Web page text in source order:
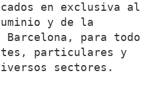
en exclusiva al
y de la
para todo
particulares y
sectores.